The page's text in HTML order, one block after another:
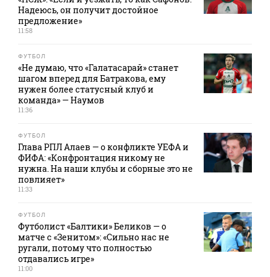
Надеюсь, он получит достойное
предложение»
11:58
ФУТБОЛ
«Не думаю, что «Галатасарай» станет
шагом вперед для Батракова, ему
нужен более статусный клуб и
команда» — Наумов
11:36
ФУТБОЛ
Глава РПЛ Алаев — о конфликте УЕФА и
ФИФА: «Конфронтация никому не
нужна. На наши клубы и сборные это не
повлияет»
11:33
ФУТБОЛ
Футболист «Балтики» Беликов — о
матче с «Зенитом»: «Сильно нас не
ругали, потому что полностью
отдавались игре»
11:00